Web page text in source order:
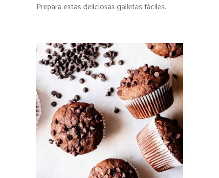
Prepara estas deliciosas galletas fáciles.